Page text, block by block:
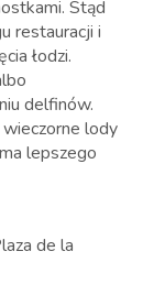
Stąd
restauracji i
łodzi.
delfinów.
lody
lepszego
de la